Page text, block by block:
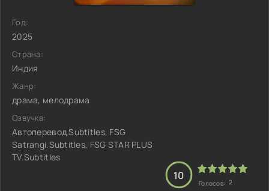
Год:
2025
Страна:
Индия
Жанр:
драма, мелодрама
Озвучка:
Автоперевод.Subtitles, FSG
Satrangi.Subtitles, FSG STAR PLUS
TV.Subtitles
10
Голосов: 2